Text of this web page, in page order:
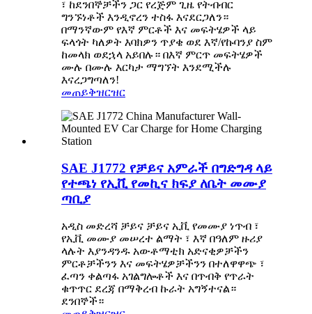
፣ ከደንበኞቻችን ጋር የረጅም ጊዜ የትብብር
ግንኙነቶች እንዲኖረን ተስፋ እናደርጋለን።
በማንኛውም የእኛ ምርቶች እና መፍትሄዎች ላይ
ፍላጎት ካለዎት እባክዎን ጥያቄ ወደ እኛ/የኩባንያ ስም
ከመላክ ወደኋላ አይበሉ። በእኛ ምርጥ መፍትሄዎች
ሙሉ በሙሉ እርካታ ማግኘት እንደሚችሉ
እናረጋግጣለን!
መጠይቅዝርዝር
SAE J1772 የቻይና አምራች በግድግዳ ላይ
የተጫነ የኢቪ የመኪና ክፍያ ለቤት መሙያ
ጣቢያ
አዲስ መድረሻ ቻይና ቻይና ኢቪ የመሙያ ነጥብ ፣
የኢቪ መሙያ መሠረተ ልማት ፣ እኛ በዓለም ዙሪያ
ላሉት እያንዳንዱ አውቶማቲክ አድናቂዎቻችን
ምርቶቻችንን እና መፍትሄዎቻችንን በተለዋዋጭ ፣
ፈጣን ቀልጣፋ አገልግሎቶች እና በጥብቅ የጥራት
ቁጥጥር ደረጃ በማቅረብ ኩራት አግኝተናል።
ደንበኞች።